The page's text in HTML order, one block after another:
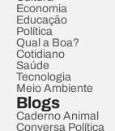
Economia
Educação
Política
Qual a Boa?
Cotidiano
Saúde
Tecnologia
Meio Ambiente
Blogs
Caderno Animal
Conversa Política